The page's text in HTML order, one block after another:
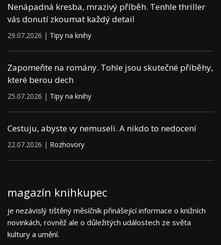
Nenápadná kresba, mrazivý příběh. Tenhle thriller
vás donutí zkoumat každý detail
29.07.2026 | Tipy na knihy
Zapomeňte na romány. Tohle jsou skutečné příběhy,
které berou dech
25.07.2026 | Tipy na knihy
Cestuju, abyste vy nemuseli. A nikdo to nedocení
22.07.2026 | Rozhovory
magazín knihkupec
je nezávislý tištěný měsíčník přinášející informace o knižních
novinkách, rovněž ale o důležitých událostech ze světa
kultury a umění.